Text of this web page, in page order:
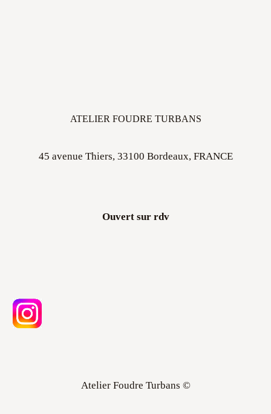
ATELIER FOUDRE TURBANS
45 avenue Thiers, 33100 Bordeaux, FRANCE
Ouvert sur rdv
Atelier Foudre Turbans ©